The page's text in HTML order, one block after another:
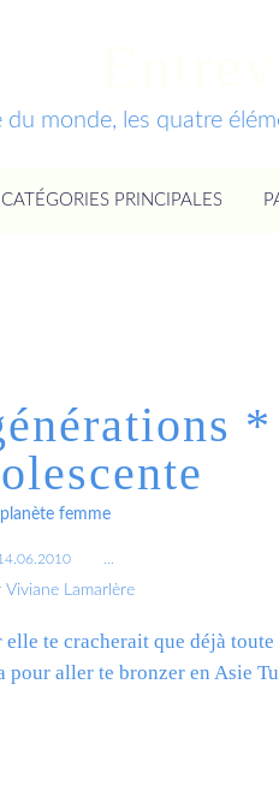
du monde, les quatre
CATÉGORIES PRINCIPALES
planète femme
Viviane Lamarlère
te cracherait que déjà
aller te bronzer en Asie Tu